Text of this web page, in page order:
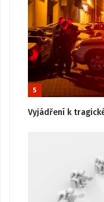
5
Vyjádření k